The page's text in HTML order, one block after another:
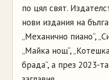
по цял свят.
нови издания на
„Механично пиано“,
„Майка нощ“,
брада“, а през 2023-